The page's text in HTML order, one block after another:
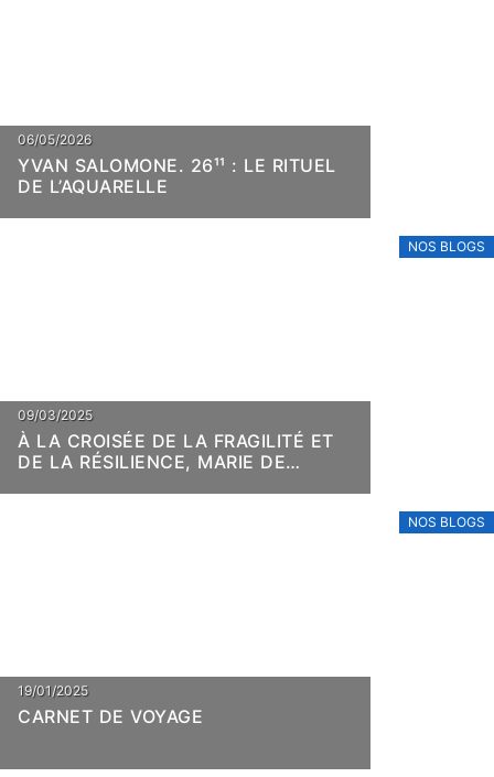
06/05/2026
YVAN SALOMONE. 26¹¹ : LE RITUEL
DE L’AQUARELLE
NOS BLOGS
09/03/2025
À LA CROISÉE DE LA FRAGILITÉ ET
DE LA RÉSILIENCE, MARIE DE
NOS BLOGS
19/01/2025
CARNET DE VOYAGE